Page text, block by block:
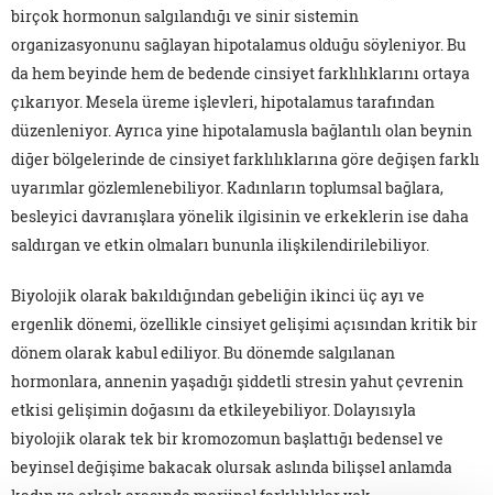
birçok hormonun salgılandığı ve sinir sistemin
organizasyonunu sağlayan hipotalamus olduğu söyleniyor. Bu
da hem beyinde hem de bedende cinsiyet farklılıklarını ortaya
çıkarıyor. Mesela üreme işlevleri, hipotalamus tarafından
düzenleniyor. Ayrıca yine hipotalamusla bağlantılı olan beynin
diğer bölgelerinde de cinsiyet farklılıklarına göre değişen farklı
uyarımlar gözlemlenebiliyor. Kadınların toplumsal bağlara,
besleyici davranışlara yönelik ilgisinin ve erkeklerin ise daha
saldırgan ve etkin olmaları bununla ilişkilendirilebiliyor.
Biyolojik olarak bakıldığından gebeliğin ikinci üç ayı ve
ergenlik dönemi, özellikle cinsiyet gelişimi açısından kritik bir
dönem olarak kabul ediliyor. Bu dönemde salgılanan
hormonlara, annenin yaşadığı şiddetli stresin yahut çevrenin
etkisi gelişimin doğasını da etkileyebiliyor. Dolayısıyla
biyolojik olarak tek bir kromozomun başlattığı bedensel ve
beyinsel değişime bakacak olursak aslında bilişsel anlamda